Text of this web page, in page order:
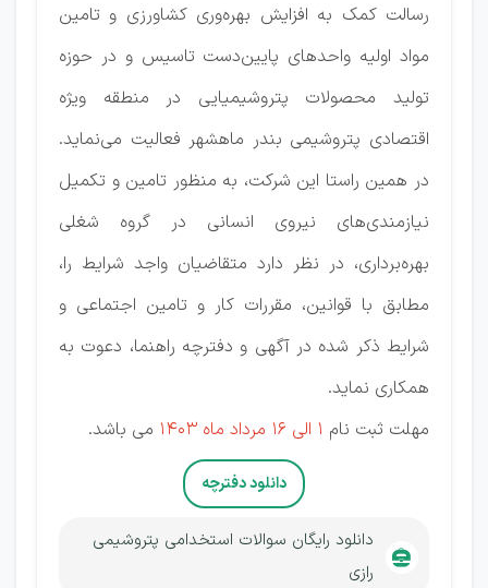
رسالت کمک به افزایش بهره‌‌وری کشاورزی و تامین
مواد اولیه واحدهای پایین‌دست تاسیس و در حوزه
تولید محصولات پتروشیمیایی در منطقه ویژه
اقتصادی پتروشیمی بندر ماهشهر فعالیت می‌نماید.
در همین راستا این شرکت، به منظور تامین و تکمیل
نیازمندی‌های نیروی انسانی در گروه شغلی
بهره‌برداری، در نظر دارد متقاضیان واجد شرایط را،
مطابق با قوانین، مقررات کار و تامین اجتماعی و
شرایط ذکر شده در آگهی و دفترچه راهنما، دعوت به
همکاری نماید.
مهلت ثبت نام 1 الی 16 مرداد ماه 1403 می باشد.
دانلود دفترچه
دانلود رایگان سوالات استخدامی پتروشیمی
رازی